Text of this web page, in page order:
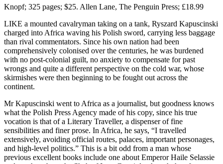
Knopf; 325 pages; $25. Allen Lane, The Penguin Press; £18.99
LIKE a mounted cavalryman taking on a tank, Ryszard Kapuscinski
charged into Africa waving his Polish sword, carrying less baggage
than rival commentators. Since his own nation had been
comprehensively colonised over the centuries, he was burdened
with no post-colonial guilt, no anxiety to compensate for past
wrongs and quite a different perspective on the cold war, whose
skirmishes were then beginning to be fought out across the
continent.
Mr Kapuscinski went to Africa as a journalist, but goodness knows
what the Polish Press Agency made of his copy, since his true
vocation is that of a Literary Traveller, a dispenser of fine
sensibilities and finer prose. In Africa, he says, “I travelled
extensively, avoiding official routes, palaces, important personages,
and high-level politics.” This is a bit odd from a man whose
previous excellent books include one about Emperor Haile Selassie